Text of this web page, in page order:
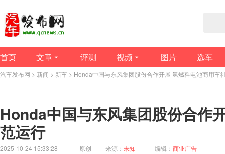
首页 文章 评测 视频 图片 选车
汽车发布网 > 新闻 > 新车 > Honda中国与东风集团股份合作开展 氢燃料电池商用车
Honda中国与东风集团股份合作
范运行
2025-10-24 15:33:28 原创 来源： 未知 编辑： 商业广告